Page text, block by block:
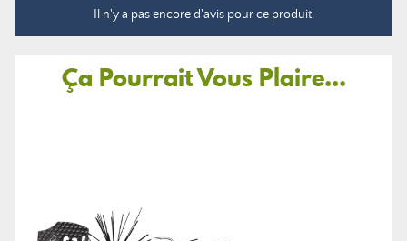
Il n'y a pas encore d'avis pour ce produit.
Ça Pourrait Vous Plaire...